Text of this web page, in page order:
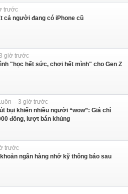
trước
cả người đang có iPhone cũ
giờ trước
"học hết sức, chơi hết mình" cho Gen Z
- 3 giờ trước
bụi khiến nhiều người “wow”: Giá chỉ
đồng, lượt bán khủng
trước
ngân hàng nhớ kỹ thông báo sau